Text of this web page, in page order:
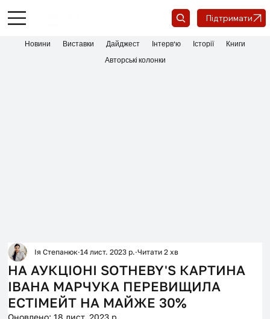
Підтримати
НА АУКЦІОНІ SOTHEBY'S КАРТИНА
ІВАНА МАРЧУКА ПЕРЕВИЩИЛА
ЕСТІМЕЙТ НА МАЙЖЕ 30%
Ія Степанюк 14 лист. 2023 р. Читати 2 хв
Новини Виставки Дайджест Інтерв'ю Історії
Книги
Авторські колонки